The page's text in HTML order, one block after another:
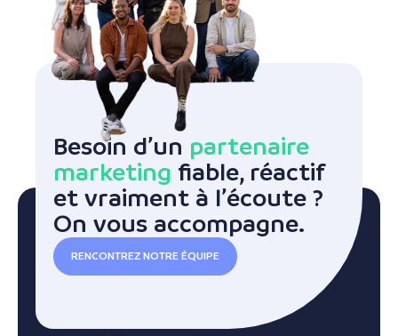
Besoin d’un partenaire
marketing fiable, réactif
et vraiment à l’écoute ?
On vous accompagne.
RENCONTREZ NOTRE ÉQUIPE